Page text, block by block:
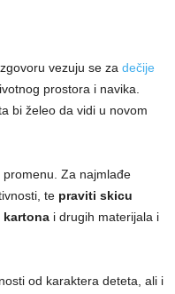
vezuju se za dečije
prostora i navika.
bi želeo da vidi u novom
Za najmlađe
te praviti skicu
kartona i drugih materijala i
od karaktera deteta, ali i